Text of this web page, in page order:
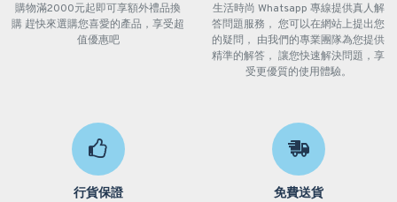
購物滿2000元起即可享額外禮品換
購 趕快來選購您喜愛的產品，享受超
值優惠吧
生活時尚 Whatsapp 專線提供真人解
答問題服務， 您可以在網站上提出您
的疑問， 由我們的專業團隊為您提供
精準的解答， 讓您快速解決問題，享
受更優質的使用體驗。
行貨保證 免費送貨